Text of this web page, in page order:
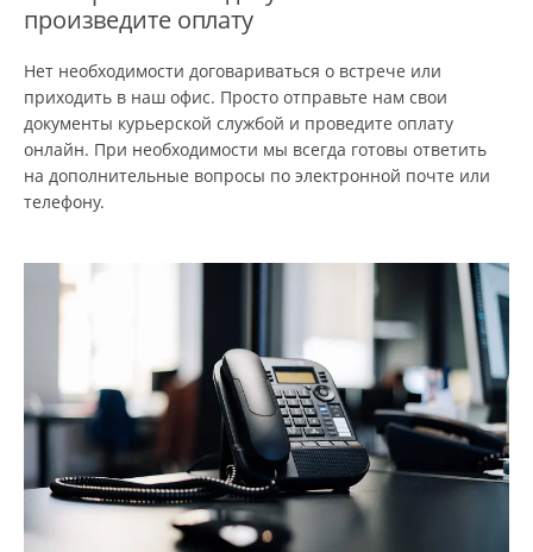
произведите оплату
Нет необходимости договариваться о встрече или
приходить в наш офис. Просто отправьте нам свои
документы курьерской службой и проведите оплату
онлайн. При необходимости мы всегда готовы ответить
на дополнительные вопросы по электронной почте или
телефону.